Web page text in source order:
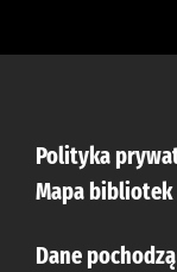
Polityka
Mapa bibliotek
Dane